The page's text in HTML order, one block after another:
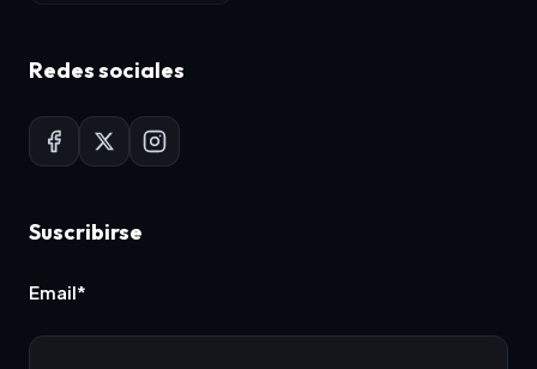
Redes sociales
Suscribirse
Email*